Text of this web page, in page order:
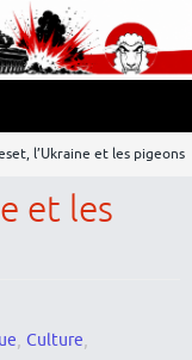
l’Ukraine et les pigeons
et les
,Culture,